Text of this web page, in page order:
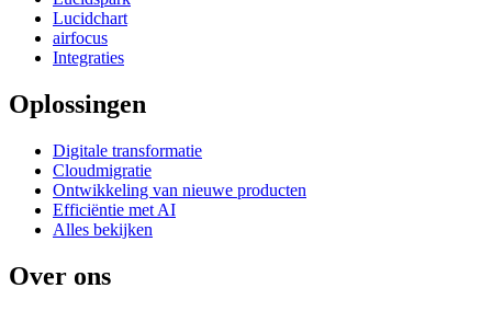
Lucidchart
airfocus
Integraties
Oplossingen
Digitale transformatie
Cloudmigratie
Ontwikkeling van nieuwe producten
Efficiëntie met AI
Alles bekijken
Over ons